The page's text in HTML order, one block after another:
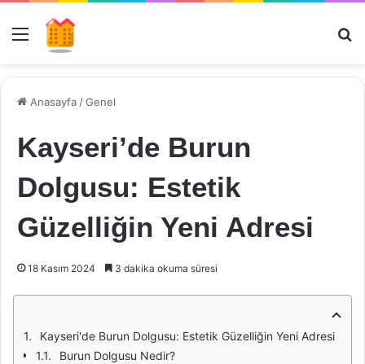
Menü
Anasayfa /Genel
Kayseri’de Burun
Dolgusu: Estetik
Güzelliğin Yeni Adresi
18 Kasım 2024 3 dakika okuma süresi
Kayseri'de Burun Dolgusu: Estetik Güzelliğin Yeni Adresi
Burun Dolgusu Nedir?